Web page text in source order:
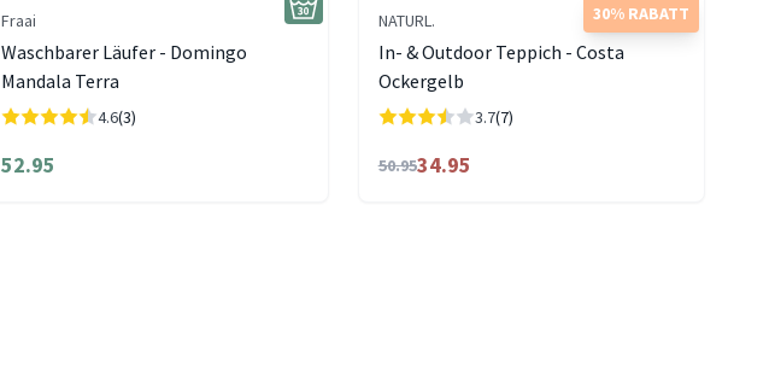
Fraai
Waschbarer Läufer - Domingo
Mandala Terra
4.6(3)
52.95
30% RABATT
NATURL.
In- & Outdoor Teppich - Costa
Ockergelb
3.7(7)
50.9534.95